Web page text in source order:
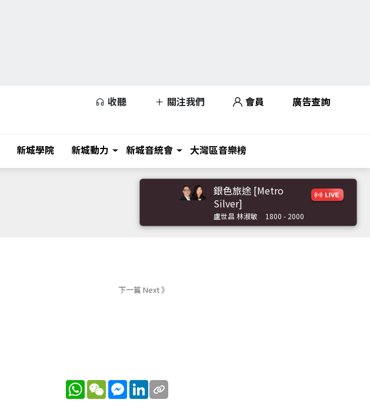
收聽 關注我們 會員 廣告查詢
新城學院 新城動力 新城音統會 大灣區音樂榜
銀色旅途 [Metro
Silver]
盧世昌 林淑敏 1800 - 2000
下一篇 Next 》
WhatsApp
WeChatMessenger
LinkedIn